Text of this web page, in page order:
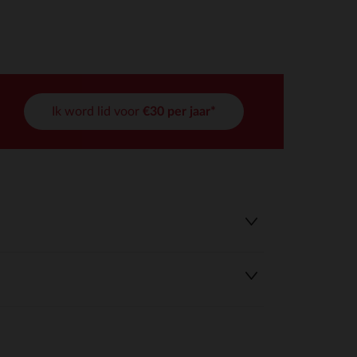
aan te passen en te beheren, en zorgt ervoor dat aan
Ik word lid voor €30 per jaar*